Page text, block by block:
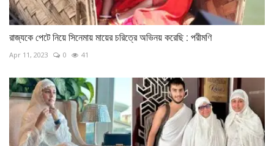
রাজ্যকে পেটে নিয়ে সিনেমায় মায়ের চরিত্রে অভিনয় করেছি : পরীমণি
Apr 11, 2023 0 41